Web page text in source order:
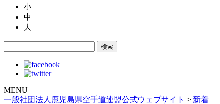
小
中
大
MENU
一般社団法人鹿児島県空手道連盟公式ウェブサイト > 新着